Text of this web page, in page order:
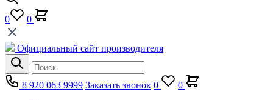
0 0
Официальный сайт производителя
8 920 063 9999 Заказать звонок 0
0